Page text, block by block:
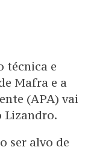
técnica e
Mafra e a
(APA) vai
Lizandro.
ser alvo de